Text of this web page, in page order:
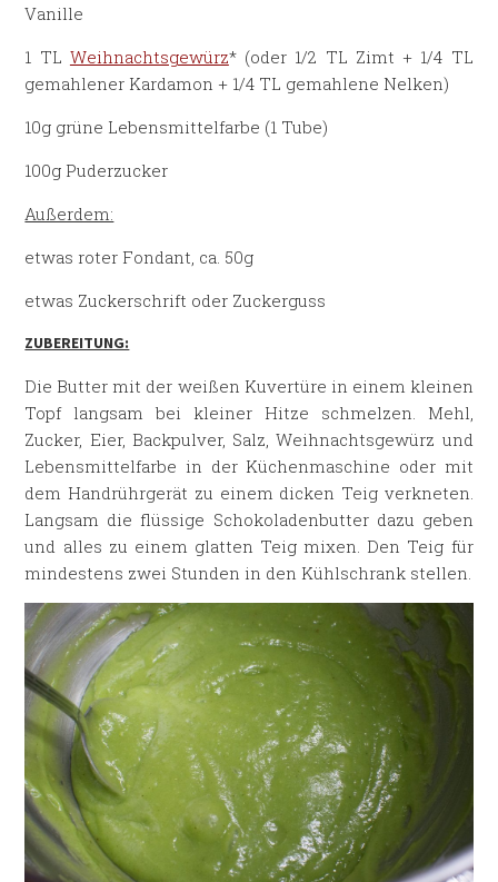
Vanille
1 TL Weihnachtsgewürz* (oder 1/2 TL Zimt + 1/4 TL
gemahlener Kardamon + 1/4 TL gemahlene Nelken)
10g grüne Lebensmittelfarbe (1 Tube)
100g Puderzucker
Außerdem:
etwas roter Fondant, ca. 50g
etwas Zuckerschrift oder Zuckerguss
ZUBEREITUNG:
Die Butter mit der weißen Kuvertüre in einem kleinen
Topf langsam bei kleiner Hitze schmelzen. Mehl,
Zucker, Eier, Backpulver, Salz, Weihnachtsgewürz und
Lebensmittelfarbe in der Küchenmaschine oder mit
dem Handrührgerät zu einem dicken Teig verkneten.
Langsam die flüssige Schokoladenbutter dazu geben
und alles zu einem glatten Teig mixen. Den Teig für
mindestens zwei Stunden in den Kühlschrank stellen.